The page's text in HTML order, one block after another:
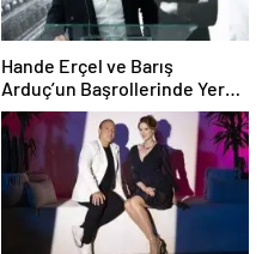
Hande Erçel ve Barış
Arduç’un Başrollerinde Yer
Aldığı ‘Aşkı Hatırla’ Dizisinin
Tüm Bölümleri Şimdi
Disney+’ta Yayında!